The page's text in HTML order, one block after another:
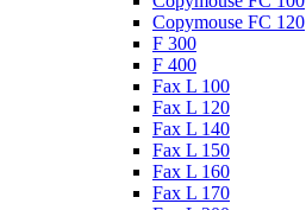
Copymouse FC 120
F 300
F 400
Fax L 100
Fax L 120
Fax L 140
Fax L 150
Fax L 160
Fax L 170